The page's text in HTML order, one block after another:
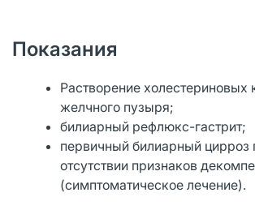
Показания
Растворение холестериновых
желчного пузыря;
билиарный рефлюкс-гастрит;
первичный билиарный цирроз
отсутствии признаков
(симптоматическое лечение).